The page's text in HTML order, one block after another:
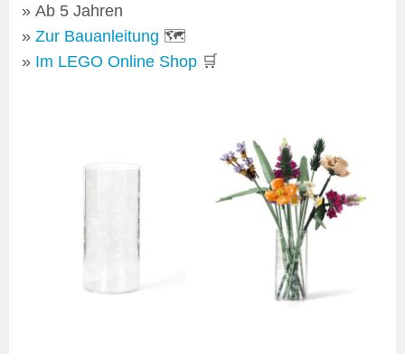
Ab 5 Jahren
Zur Bauanleitung 🗺
Im LEGO Online Shop 🛒